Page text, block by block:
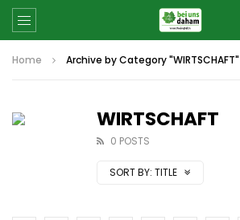
Home Archive by Category "WIRTSCHAFT"
WIRTSCHAFT
0 POSTS
SORT BY: TITLE